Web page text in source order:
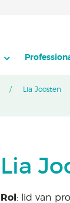
Lia Joosten
Lia
Rol : lid van